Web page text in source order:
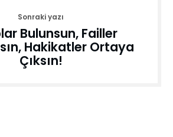
Sonraki yazı
Bulunsun, Failler
Hakikatler Ortaya
Çıksın!